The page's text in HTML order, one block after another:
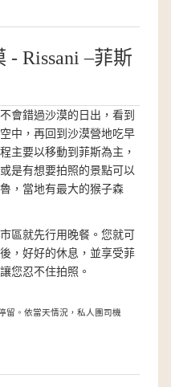
- Rissani –菲斯
會錯過沙漠的日出，看到
中，再回到沙漠營地吃早
主要以移動到菲斯為主，
是有想要拍照的景點可以
，當地有最大的猴子森
區就先行用晚餐。您就可
，好好的休息，並享受菲
您忍不住拍照。
留。依當天情況，私人團司機